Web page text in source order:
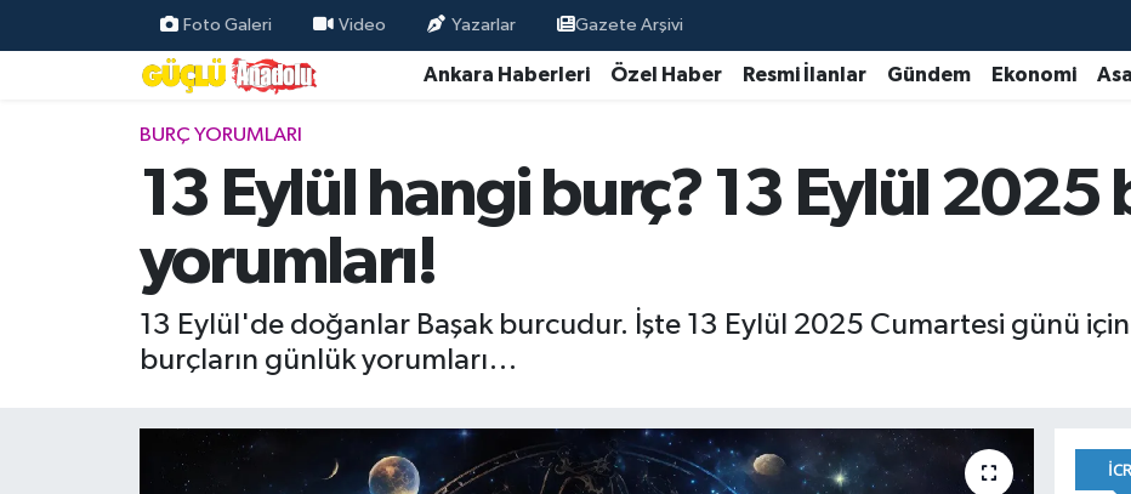
Foto Galeri Video Yazarlar Gazete Arşivi
Ankara Haberleri Özel Haber Resmi İlanlar Gündem Ekonomi
BURÇ YORUMLARI
13 Eylül hangi burç? 13 Eylül 2025
yorumları!
13 Eylül'de doğanlar Başak burcudur. İşte 13 Eylül 2025 Cumartesi günü için
burçların günlük yorumları…
Özel Haber
Resmi İlanlar
Ekonomi
Gündem